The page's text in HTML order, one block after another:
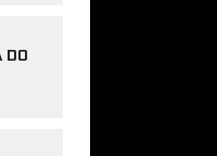
DO